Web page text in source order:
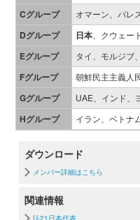
Cグループ オマーン、パレ
Dグループ 日本 、クウェ
Eグループ タイ、モルジブ
Fグループ 朝鮮民主主義人
Gグループ UAE、インド、
Hグループ イラン、ベトナ
ダウンロード
メンバー詳細はこちら
関連情報